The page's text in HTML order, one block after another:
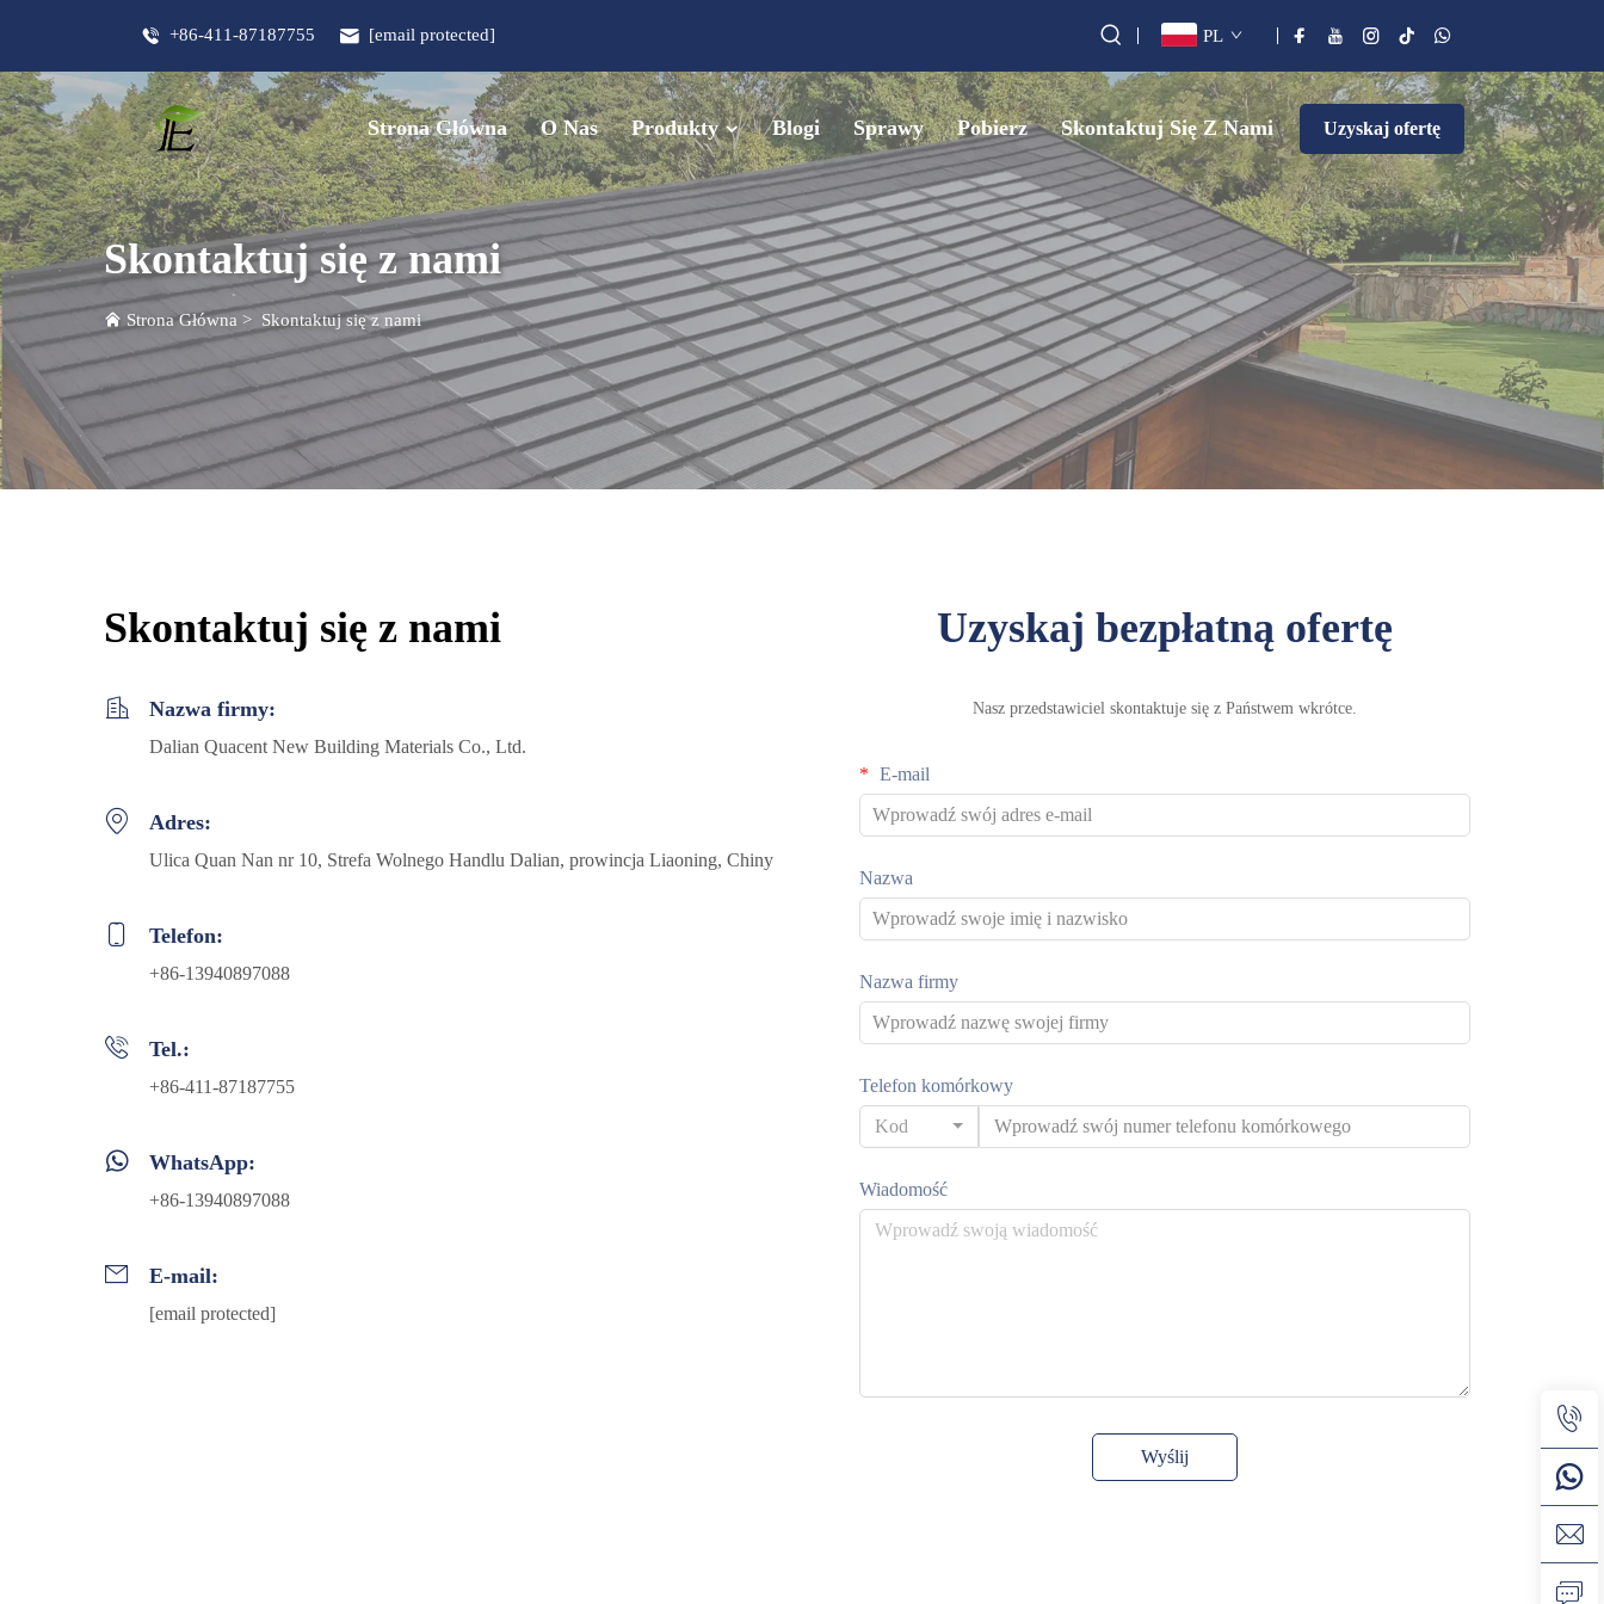
+86-411-87187755 [email protected] PL
Strona Główna O Nas Produkty Blogi Sprawy Pobierz Skontaktuj Się Z Nami Uzyskaj ofertę
Skontaktuj się z nami
Strona Główna > Skontaktuj się z nami
Skontaktuj się z nami
Nazwa firmy:
Dalian Quacent New Building Materials Co., Ltd.
Adres:
Ulica Quan Nan nr 10, Strefa Wolnego Handlu Dalian, prowincja Liaoning, Chiny
Telefon:
+86-13940897088
Tel.:
+86-411-87187755
WhatsApp:
+86-13940897088
E-mail:
[email protected]
Uzyskaj bezpłatną ofertę
Nasz przedstawiciel skontaktuje się z Państwem wkrótce.
E-mail
Nazwa
Nazwa firmy
Telefon komórkowy
Kod
Wiadomość
Wyślij